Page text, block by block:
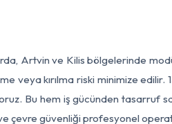
Artvin ve Kilis bölgelerinde
veya kırılma riski minimize edilir.
Bu hem iş gücünden tasarruf
çevre güvenliği profesyonel